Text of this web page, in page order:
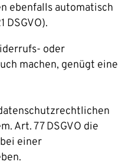
ebenfalls automatisch
DSGVO).
oder
machen, genügt eine
Art. 77 DSGVO die
einer